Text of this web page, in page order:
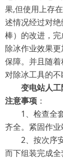
果,但使用上存
述情况经过对
棒）的改进，
除冰作业效果
保障。并且随
对除冰工具的不
变电站人
注意事项 ：
1、检查全套
齐全。紧固作业
2、按次序安
而下组装完成